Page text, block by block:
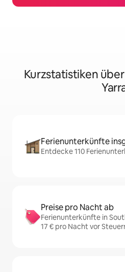
Kurzstatistiken
Ferienunterkünfte
Entdecke 110
Preise pro Nacht ab
Ferienunterkünfte in
17 € pro Nacht vor